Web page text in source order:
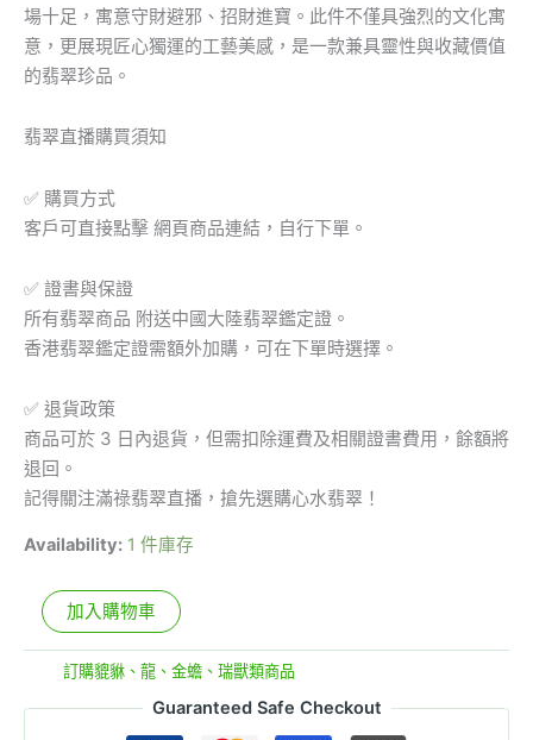
場十足，寓意守財避邪、招財進寶。此件不僅具強烈的文化寓
意，更展現匠心獨運的工藝美感，是一款兼具靈性與收藏價值
的翡翠珍品。
翡翠直播購買須知
✅ 購買方式
客戶可直接點擊 網頁商品連結，自行下單。
✅ 證書與保證
所有翡翠商品 附送中國大陸翡翠鑑定證。
香港翡翠鑑定證需額外加購，可在下單時選擇。
✅ 退貨政策
商品可於 3 日內退貨，但需扣除運費及相關證書費用，餘額將
退回。
記得關注滿祿翡翠直播，搶先選購心水翡翠！
Availability: 1 件庫存
加入購物車
訂購貔貅、龍、金蟾、瑞獸類商品
Guaranteed Safe Checkout